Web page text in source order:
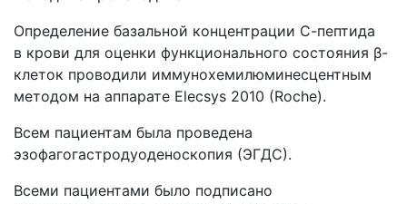
Определение базальной концентрации С-пептида
в крови для оценки функционального состояния β-
клеток проводили иммунохемилюминесцентным
методом на аппарате Elecsys 2010 (Roche).
Всем пациентам была проведена
эзофагогастродуоденоскопия (ЭГДС).
Всеми пациентами было подписано